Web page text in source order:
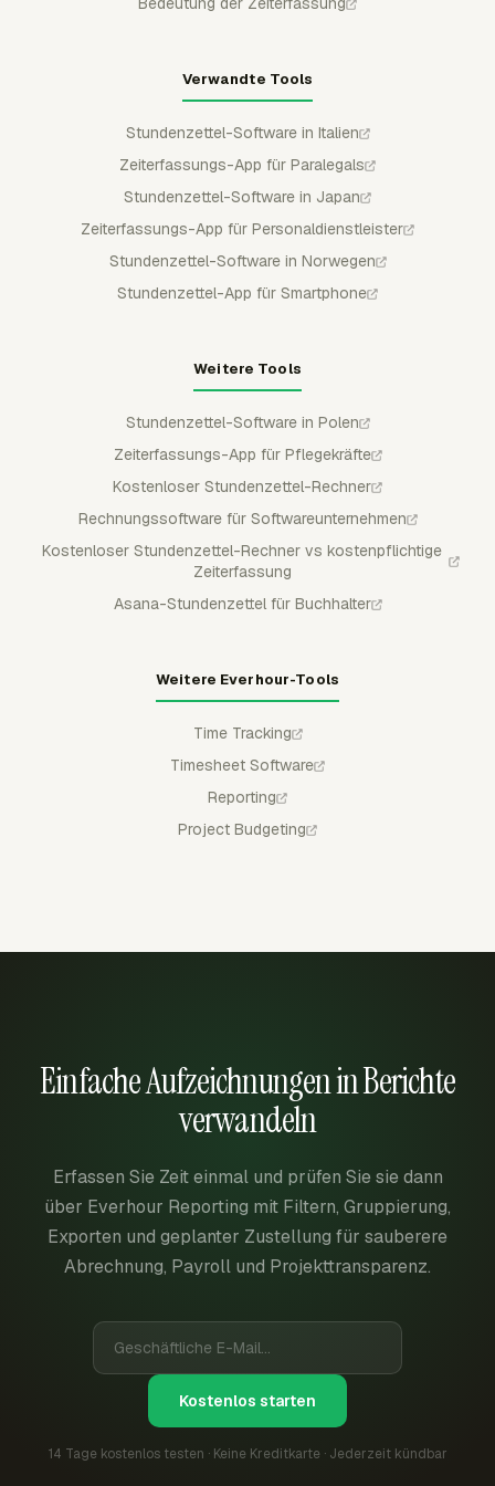
Verwandte Tools
Stundenzettel-Software in Italien
Zeiterfassungs-App für Paralegals
Stundenzettel-Software in Japan
Zeiterfassungs-App für Personaldienstleister
Stundenzettel-Software in Norwegen
Stundenzettel-App für Smartphone
Weitere Tools
Stundenzettel-Software in Polen
Zeiterfassungs-App für Pflegekräfte
Kostenloser Stundenzettel-Rechner
Rechnungssoftware für Softwareunternehmen
Kostenloser Stundenzettel-Rechner vs kostenpflichtige
Zeiterfassung
Asana-Stundenzettel für Buchhalter
Weitere Everhour-Tools
Time Tracking
Timesheet Software
Reporting
Project Budgeting
Einfache Aufzeichnungen in Berichte
verwandeln
Erfassen Sie Zeit einmal und prüfen Sie sie dann
über Everhour Reporting mit Filtern, Gruppierung,
Exporten und geplanter Zustellung für sauberere
Abrechnung, Payroll und Projekttransparenz.
Kostenlos starten
14 Tage kostenlos testen · Keine Kreditkarte · Jederzeit kündbar